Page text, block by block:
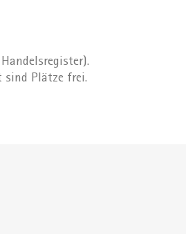
sind Plätze frei.